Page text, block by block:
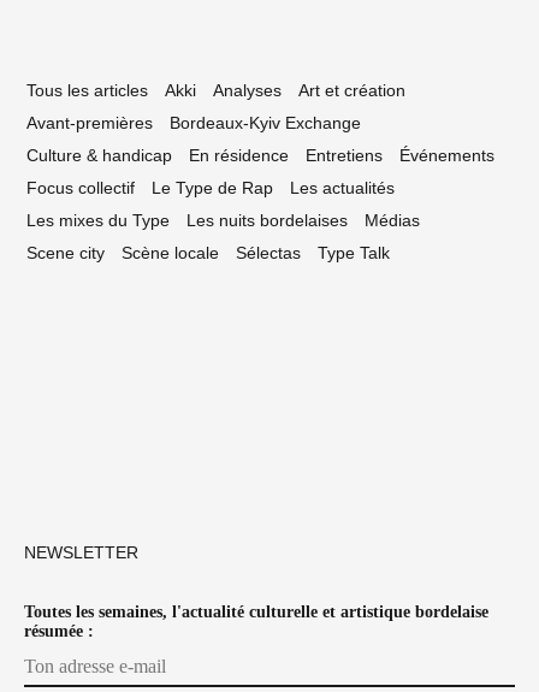
Tous les articles Akki Analyses
Art et création
Avant-premières
Bordeaux-Kyiv Exchange
Culture & handicap
En résidence Entretiens
Événements
Focus collectif
Le Type de Rap
Les actualités
Les mixes du Type
Les nuits bordelaises
Médias
Scene city
Scène locale Sélectas Type Talk
NEWSLETTER
Toutes les semaines, l'actualité culturelle et artistique bordelaise
résumée :